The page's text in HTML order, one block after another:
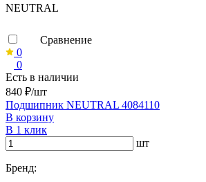
NEUTRAL
Сравнение
0
0
Есть в наличии
840 ₽/шт
Подшипник NEUTRAL 4084110
В корзину
В 1 клик
шт
Бренд: